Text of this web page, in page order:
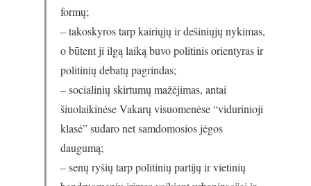
formų;
– takoskyros tarp kairiųjų ir dešiniųjų nykimas,
o būtent ji ilgą laiką buvo politinis orientyras ir
politinių debatų pagrindas;
– socialinių skirtumų mažėjimas, antai
šiuolaikinėse Vakarų visuomenėse “vidurinioji
klasė” sudaro net samdomosios jėgos
daugumą;
– senų ryšių tarp politinių partijų ir vietinių